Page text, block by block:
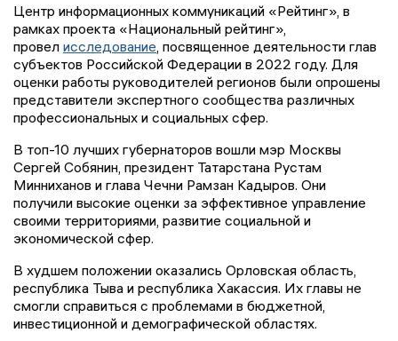
Центр информационных коммуникаций «Рейтинг», в
рамках проекта «Национальный рейтинг»,
провел исследование , посвященное деятельности глав
субъектов Российской Федерации в 2022 году. Для
оценки работы руководителей регионов были опрошены
представители экспертного сообщества различных
профессиональных и социальных сфер.
В топ-10 лучших губернаторов вошли мэр Москвы
Сергей Собянин, президент Татарстана Рустам
Минниханов и глава Чечни Рамзан Кадыров. Они
получили высокие оценки за эффективное управление
своими территориями, развитие социальной и
экономической сфер.
В худшем положении оказались Орловская область,
республика Тыва и республика Хакассия. Их главы не
смогли справиться с проблемами в бюджетной,
инвестиционной и демографической областях.